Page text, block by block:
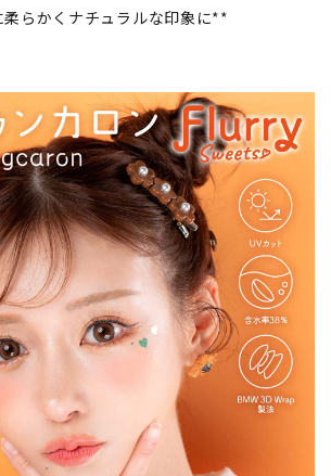
らかくナチュラルな印象に**